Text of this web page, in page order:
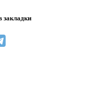
закладки